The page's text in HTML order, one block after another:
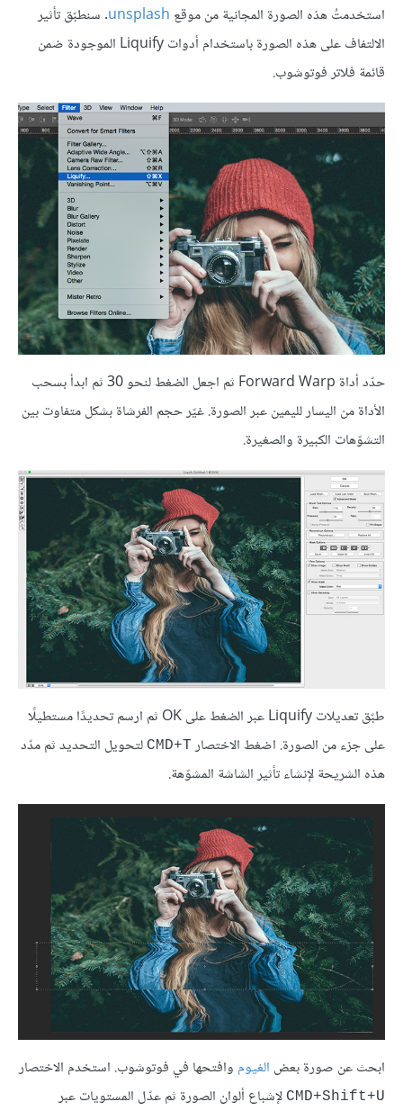
استخدمتُ هذه الصورة المجانية من موقع unsplash. سنطبّق تأثير
الالتفاف على هذه الصورة باستخدام أدوات Liquify الموجودة ضمن
قائمة فلاتر فوتوشوب.
حدّد أداة Forward Warp ثم اجعل الضغط لنحو 30 ثم ابدأ بسحب
الأداة من اليسار لليمين عبر الصورة. غيّر حجم الفرشاة بشكل متفاوت بين
التشوّهات الكبيرة والصغيرة.
طبّق تعديلات Liquify عبر الضغط على OK ثم ارسم تحديدًا مستطيلًا
على جزء من الصورة. اضغط الاختصار CMD+T لتحويل التحديد ثم مدّد
هذه الشريحة لإنشاء تأثير الشاشة المشوّهة.
ابحث عن صورة بعض الغيوم وافتحها في فوتوشوب. استخدم الاختصار
CMD+Shift+U لإشباع ألوان الصورة ثم عدّل المستويات عبر